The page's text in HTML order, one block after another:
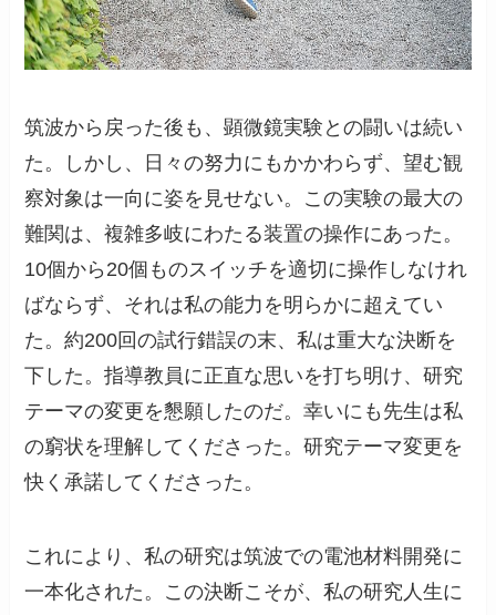
筑波から戻った後も、顕微鏡実験との闘いは続い
た。しかし、日々の努力にもかかわらず、望む観
察対象は一向に姿を見せない。この実験の最大の
難関は、複雑多岐にわたる装置の操作にあった。
10個から20個ものスイッチを適切に操作しなけれ
ばならず、それは私の能力を明らかに超えてい
た。約200回の試行錯誤の末、私は重大な決断を
下した。指導教員に正直な思いを打ち明け、研究
テーマの変更を懇願したのだ。幸いにも先生は私
の窮状を理解してくださった。研究テーマ変更を
快く承諾してくださった。
これにより、私の研究は筑波での電池材料開発に
一本化された。この決断こそが、私の研究人生に